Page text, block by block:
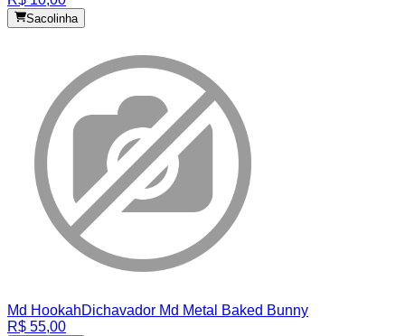
Sacolinha
Md HookahDichavador Md Metal Baked Bunny
R$ 55,00